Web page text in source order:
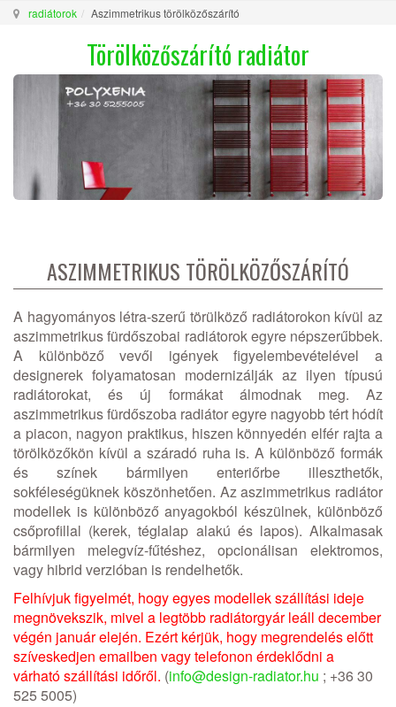
radiátorok Aszimmetrikus törölközőszárító
Törölközőszárító radiátor
ASZIMMETRIKUS TÖRÖLKÖZŐSZÁRÍTÓ
A hagyományos létra-szerű törülköző radiátorokon kívül az
aszimmetrikus fürdőszobai radiátorok egyre népszerűbbek.
A különböző vevői igények figyelembevételével a
designerek folyamatosan modernizálják az ilyen típusú
radiátorokat, és új formákat álmodnak meg. Az
aszimmetrikus fürdőszoba radiátor egyre nagyobb tért hódít
a piacon, nagyon praktikus, hiszen könnyedén elfér rajta a
törölközőkön kívül a száradó ruha is. A különböző formák
és színek bármilyen enteriőrbe illeszthetők,
sokféleségüknek köszönhetően. Az aszimmetrikus radiátor
modellek is különböző anyagokból készülnek, különböző
csőprofillal (kerek, téglalap alakú és lapos). Alkalmasak
bármilyen melegvíz-fűtéshez, opcionálisan elektromos,
vagy hibrid verzióban is rendelhetők.
Felhívjuk figyelmét, hogy egyes modellek szállítási ideje
megnövekszik, mivel a legtöbb radiátorgyár leáll december
végén január elején. Ezért kérjük, hogy megrendelés előtt
szíveskedjen emailben vagy telefonon érdeklődni a
várható szállítási időről. (info@design-radiator.hu ; +36 30
525 5005)